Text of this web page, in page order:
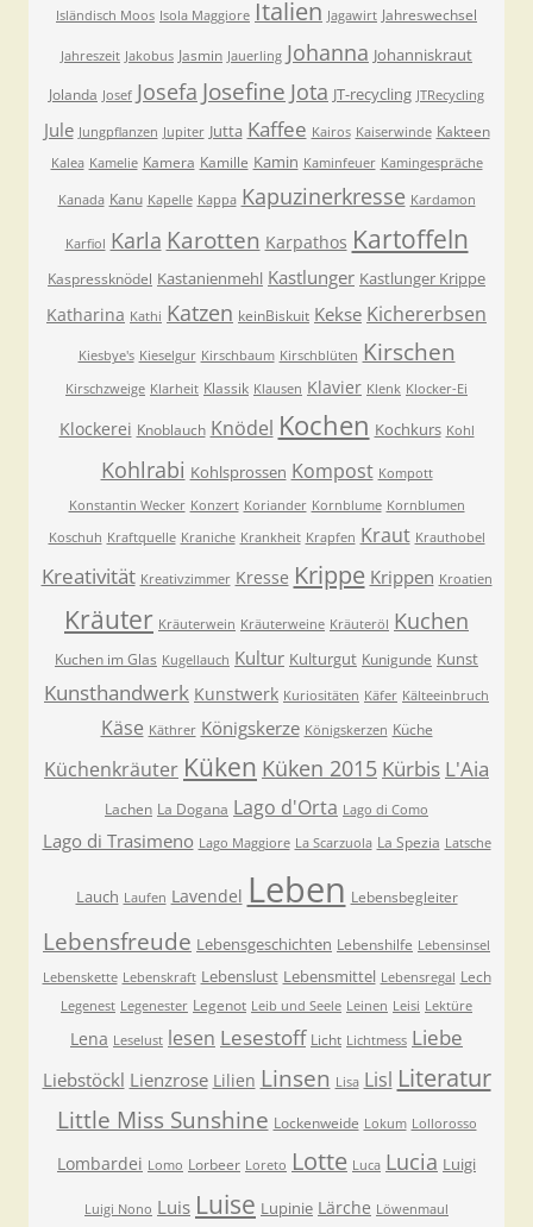
Isländisch Moos Isola Maggiore Italien Jagawirt Jahreswechsel
Jahreszeit Jakobus Jasmin Jauerling Johanna Johanniskraut
Jolanda Josef Josefa Josefine Jota JT-recycling JTRecycling
Jule Jungpflanzen Jupiter Jutta Kaffee Kairos Kaiserwinde Kakteen
Kalea Kamelie Kamera Kamille Kamin Kaminfeuer Kamingespräche
Kanada Kanu Kapelle Kappa Kapuzinerkresse Kardamon
Karfiol Karla Karotten Karpathos Kartoffeln
Kaspressknödel Kastanienmehl Kastlunger Kastlunger Krippe
Katharina Kathi Katzen keinBiskuit Kekse Kichererbsen
Kiesbye's Kieselgur Kirschbaum Kirschblüten Kirschen
Kirschzweige Klarheit Klassik Klausen Klavier Klenk Klocker-Ei
Klockerei Knoblauch Knödel Kochen Kochkurs Kohl
Kohlrabi Kohlsprossen Kompost Kompott
Konstantin Wecker Konzert Koriander Kornblume Kornblumen
Koschuh Kraftquelle Kraniche Krankheit Krapfen Kraut Krauthobel
Kreativität Kreativzimmer Kresse Krippe Krippen Kroatien
Kräuter Kräuterwein Kräuterweine Kräuteröl Kuchen
Kuchen im Glas Kugellauch Kultur Kulturgut Kunigunde Kunst
Kunsthandwerk Kunstwerk Kuriositäten Käfer Kälteeinbruch
Käse Käthrer Königskerze Königskerzen Küche
Küchenkräuter Küken Küken 2015 Kürbis L'Aia
Lachen La Dogana Lago d'Orta Lago di Como
Lago di Trasimeno Lago Maggiore La Scarzuola La Spezia Latsche
Lauch Laufen Lavendel Leben Lebensbegleiter
Lebensfreude Lebensgeschichten Lebenshilfe Lebensinsel
Lebenskette Lebenskraft Lebenslust Lebensmittel Lebensregal Lech
Legenest Legenester Legenot Leib und Seele Leinen Leisi Lektüre
Lena Leselust lesen Lesestoff Licht Lichtmess Liebe
Liebstöckl Lienzrose Lilien Linsen Lisa Lisl Literatur
Little Miss Sunshine Lockenweide Lokum Lollorosso
Lombardei Lomo Lorbeer Loreto Lotte Luca Lucia Luigi
Luigi Nono Luis Luise Lupinie Lärche Löwenmaul